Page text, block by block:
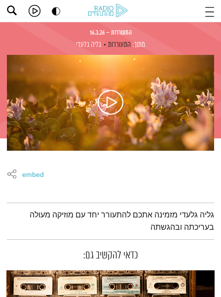
התעוררות – 16.3.26
מתוך: התעוררות גליה גלעדי
embed
תמצית הפודקאסט
גליה גלעדי מזמינה אתכם להתעורר יחד עם מוזיקה מעולה
בעריכתה ובהגשתה
כדאי להקשיב גם: